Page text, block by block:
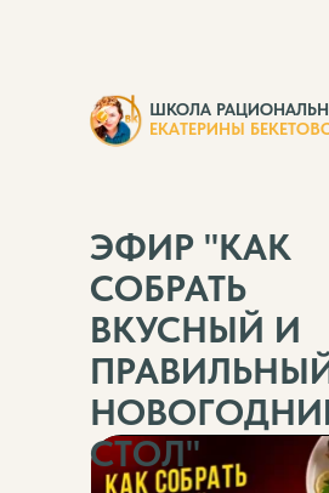
ЭФИР "КАК
СОБРАТЬ
ВКУСНЫЙ И
СТОЛ"
ШКОЛА
ЕКАТЕРИНЫ